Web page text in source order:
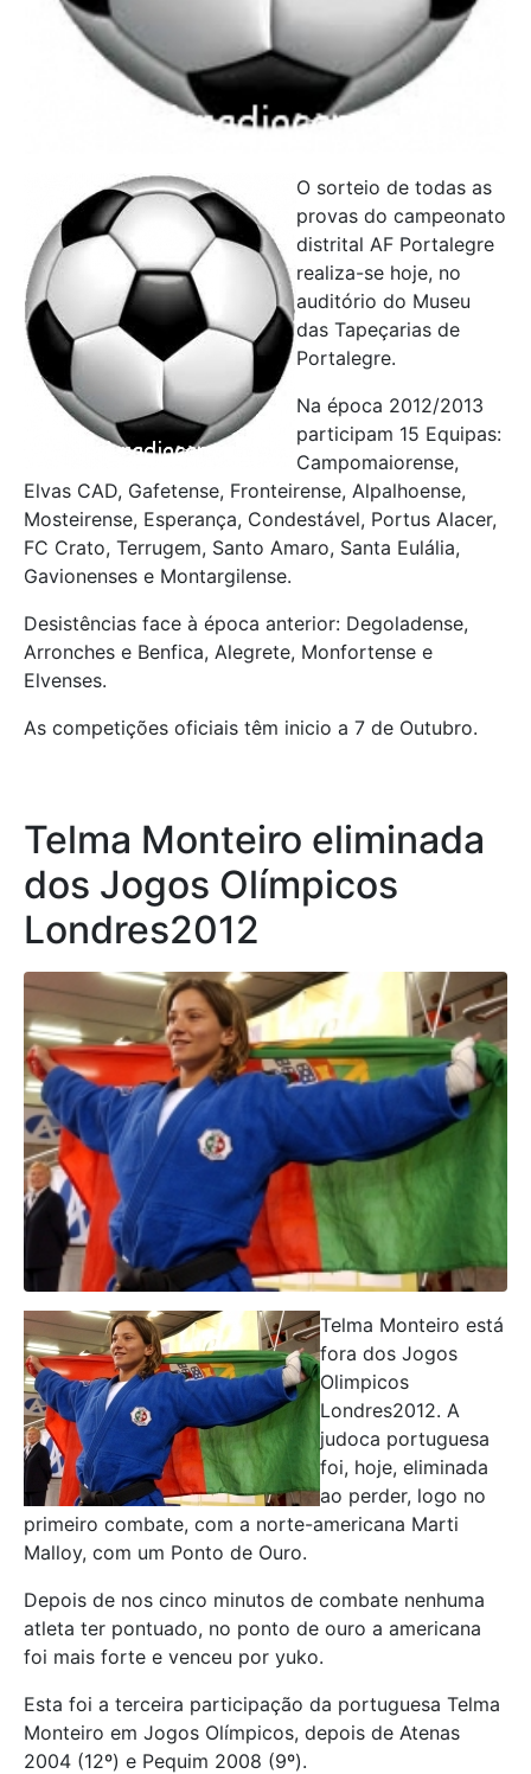
O sorteio de todas as
provas do campeonato
distrital AF Portalegre
realiza-se hoje, no
auditório do Museu
das Tapeçarias de
Portalegre.
Na época 2012/2013
participam 15 Equipas:
Campomaiorense,
Elvas CAD, Gafetense, Fronteirense, Alpalhoense,
Mosteirense, Esperança, Condestável, Portus Alacer,
FC Crato, Terrugem, Santo Amaro, Santa Eulália,
Gavionenses e Montargilense.
Desistências face à época anterior: Degoladense,
Arronches e Benfica, Alegrete, Monfortense e
Elvenses.
As competições oficiais têm inicio a 7 de Outubro.
Telma Monteiro eliminada
dos Jogos Olímpicos
Londres2012
Telma Monteiro está
fora dos Jogos
Olimpicos
Londres2012. A
judoca portuguesa
foi, hoje, eliminada
ao perder, logo no
primeiro combate, com a norte-americana Marti
Malloy, com um Ponto de Ouro.
Depois de nos cinco minutos de combate nenhuma
atleta ter pontuado, no ponto de ouro a americana
foi mais forte e venceu por yuko.
Esta foi a terceira participação da portuguesa Telma
Monteiro em Jogos Olímpicos, depois de Atenas
2004 (12º) e Pequim 2008 (9º).